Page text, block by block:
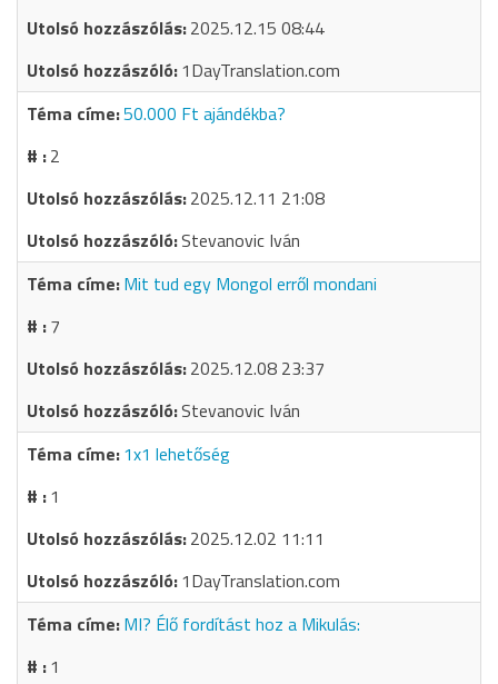
2025.12.15 08:44
1DayTranslation.com
50.000 Ft ajándékba?
2
2025.12.11 21:08
Stevanovic Iván
Mit tud egy Mongol erről mondani
7
2025.12.08 23:37
Stevanovic Iván
1x1 lehetőség
1
2025.12.02 11:11
1DayTranslation.com
MI? Élő fordítást hoz a Mikulás:
1